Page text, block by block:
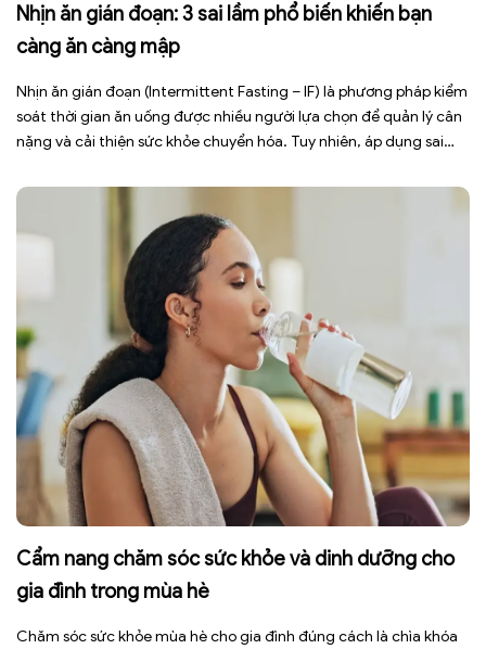
Nhịn ăn gián đoạn: 3 sai lầm phổ biến khiến bạn
càng ăn càng mập
Nhịn ăn gián đoạn (Intermittent Fasting – IF) là phương pháp kiểm
soát thời gian ăn uống được nhiều người lựa chọn để quản lý cân
nặng và cải thiện sức khỏe chuyển hóa. Tuy nhiên, áp dụng sai
sức, mất cơ […]
Cẩm nang chăm sóc sức khỏe và dinh dưỡng cho
gia đình trong mùa hè
Chăm sóc sức khỏe mùa hè cho gia đình đúng cách là chìa khóa